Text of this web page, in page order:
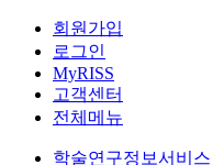
회원가입
로그인
MyRISS
고객센터
전체메뉴
학술연구정보서비스